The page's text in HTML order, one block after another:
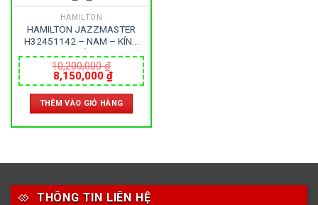
HAMILTON
HAMILTON JAZZMASTER
H32451142 – NAM – KÍNH
PIN – SIZE 40MM – MÁY
THỤY SỸ
10,200,000₫
Giá
gốc
là:
10,200,000 ₫.
8,150,000₫Giá
hiện
tại
là:
8,150,000 ₫.
THÊM VÀO GIỎ HÀNG
THÔNG TIN LIÊN HỆ